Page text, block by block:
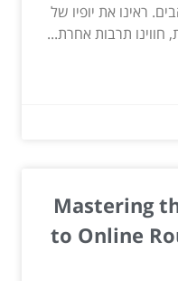
ראינו את יופיו של
תרבות אחרת...
Mastering
to Online